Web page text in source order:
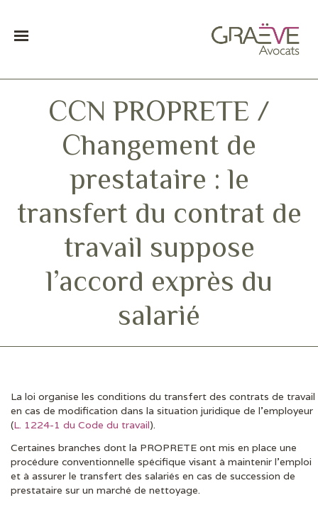
CCN PROPRETE /
Changement de
prestataire : le
transfert du contrat de
travail suppose
l’accord exprès du
salarié
La loi organise les conditions du transfert des contrats de travail
en cas de modification dans la situation juridique de l’employeur
(L. 1224-1 du Code du travail).
Certaines branches dont la PROPRETE ont mis en place une
procédure conventionnelle spécifique visant à maintenir l’emploi
et à assurer le transfert des salariés en cas de succession de
prestataire sur un marché de nettoyage.
DERNIÈRES ACTUS